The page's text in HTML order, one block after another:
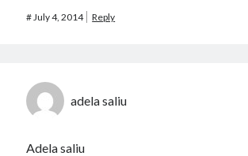
#July 4, 2014 Reply
adela saliu
Adela saliu